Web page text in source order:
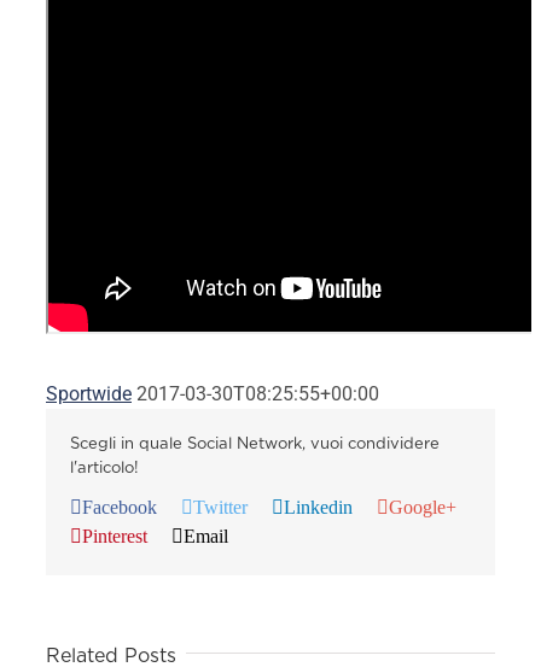
Sportwide 2017-03-30T08:25:55+00:00
Scegli in quale Social Network, vuoi condividere
l'articolo!
Facebook Twitter Linkedin
Google+
Pinterest
Email
Related Posts